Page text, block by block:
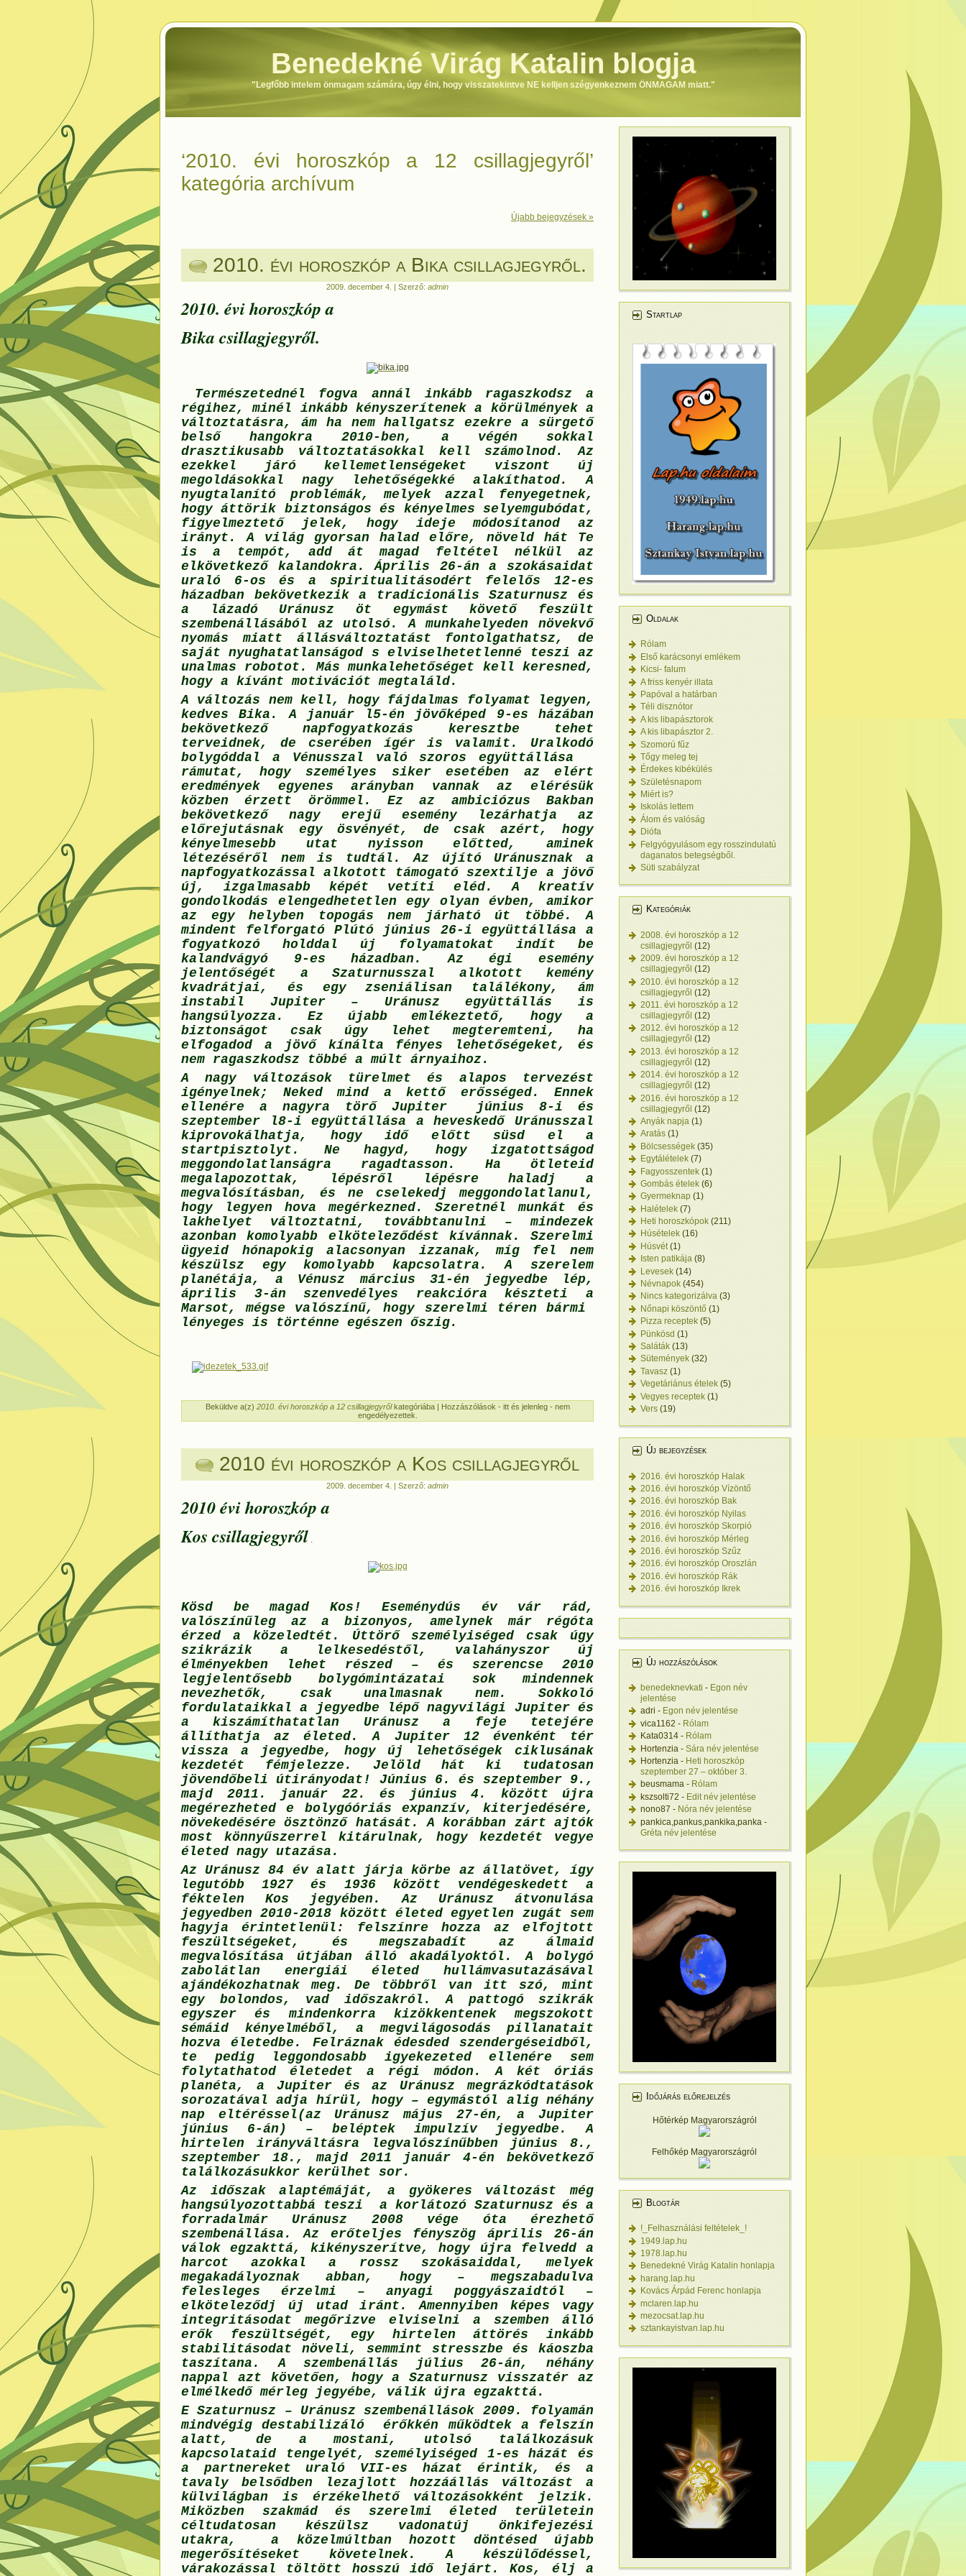
Benedekné Virág Katalin blogja
"Legfőbb intelem önmagam számára, úgy élni, hogy visszatekintve NE kelljen szégyenkeznem ÖNMAGAM miatt."
‘2010. évi horoszkóp a 12 csillagjegyről’
kategória archívum
Újabb bejegyzések »
2010. évi horoszkóp a Bika csillagjegyről.
2009. december 4. | Szerző: admin
2010. évi horoszkóp a
Bika csillagjegyről.
Természetednél fogva annál inkább ragaszkodsz a
régihez, minél inkább kényszerítenek a körülmények a
változtatásra, ám ha nem hallgatsz ezekre a sürgető
belső hangokra 2010-ben, a végén sokkal
drasztikusabb változtatásokkal kell számolnod. Az
ezekkel járó kellemetlenségeket viszont új
megoldásokkal nagy lehetőségekké alakíthatod. A
nyugtalanító problémák, melyek azzal fenyegetnek,
hogy áttörik biztonságos és kényelmes selyemgubódat,
figyelmeztető jelek, hogy ideje módosítanod az
irányt. A világ gyorsan halad előre, növeld hát Te
is a tempót, add át magad feltétel nélkül az
elkövetkező kalandokra. Április 26-án a szokásaidat
uraló 6-os és a spiritualitásodért felelős 12-es
házadban bekövetkezik a tradicionális Szaturnusz és
a lázadó Uránusz öt egymást követő feszült
szembenállásából az utolsó. A munkahelyeden növekvő
nyomás miatt állásváltoztatást fontolgathatsz, de
saját nyughatatlanságod s elviselhetetlenné teszi az
unalmas robotot. Más munkalehetőséget kell keresned,
hogy a kívánt motivációt megtaláld.
A változás nem kell, hogy fájdalmas folyamat legyen,
kedves Bika. A január l5-én jövőképed 9-es házában
bekövetkező napfogyatkozás keresztbe tehet
terveidnek, de cserében ígér is valamit. Uralkodó
bolygóddal a Vénusszal való szoros együttállása
rámutat, hogy személyes siker esetében az elért
eredmények egyenes arányban vannak az elérésük
közben érzett örömmel. Ez az ambiciózus Bakban
bekövetkező nagy erejű esemény lezárhatja az
előrejutásnak egy ösvényét, de csak azért, hogy
kényelmesebb utat nyisson előtted, aminek
létezéséről nem is tudtál. Az újító Uránusznak a
napfogyatkozással alkotott támogató szextilje a jövő
új, izgalmasabb képét vetíti eléd. A kreatív
gondolkodás elengedhetetlen egy olyan évben, amikor
az egy helyben topogás nem járható út többé. A
mindent felforgató Plútó június 26-i együttállása a
fogyatkozó holddal új folyamatokat indít be
kalandvágyó 9-es házadban. Az égi esemény
jelentőségét a Szaturnusszal alkotott kemény
kvadrátjai, és egy zseniálisan találékony, ám
instabil Jupiter – Uránusz együttállás is
hangsúlyozza. Ez újabb emlékeztető, hogy a
biztonságot csak úgy lehet megteremteni, ha
elfogadod a jövő kínálta fényes lehetőségeket, és
nem ragaszkodsz többé a múlt árnyaihoz.
A nagy változások türelmet és alapos tervezést
igényelnek; Neked mind a kettő erősséged. Ennek
ellenére a nagyra törő Jupiter június 8-i és
szeptember l8-i együttállása a heveskedő Uránusszal
kiprovokálhatja, hogy idő előtt süsd el a
startpisztolyt. Ne hagyd, hogy izgatottságod
meggondolatlanságra ragadtasson. Ha ötleteid
megalapozottak, lépésről lépésre haladj a
megvalósításban, és ne cselekedj meggondolatlanul,
hogy legyen hova megérkezned. Szeretnél munkát és
lakhelyet változtatni, továbbtanulni – mindezek
azonban komolyabb elköteleződést kívánnak. Szerelmi
ügyeid hónapokig alacsonyan izzanak, míg fel nem
készülsz egy komolyabb kapcsolatra. A szerelem
planétája, a Vénusz március 31-én jegyedbe lép,
április 3-án szenvedélyes reakcióra készteti a
Marsot, mégse valószínű, hogy szerelmi téren bármi
lényeges is történne egészen őszig.
Beküldve a(z) 2010. évi horoszkóp a 12 csillagjegyrőlkategóriába | Hozzászólások - itt és jelenleg - nem
engedélyezettek.
2010 évi horoszkóp a Kos csillagjegyről
2009. december 4. | Szerző: admin
2010 évi horoszkóp a
Kos csillagjegyről .
Kösd be magad Kos! Eseménydús év vár rád,
valószínűleg az a bizonyos, amelynek már régóta
érzed a közeledtét. Úttörő személyiséged csak úgy
szikrázik a lelkesedéstől, valahányszor új
élményekben lehet részed – és szerencse 2010
legjelentősebb bolygómintázatai sok mindennek
nevezhetők, csak unalmasnak nem. Sokkoló
fordulataikkal a jegyedbe lépő nagyvilági Jupiter és
a kiszámíthatatlan Uránusz a feje tetejére
állíthatja az életed. A Jupiter 12 évenként tér
vissza a jegyedbe, hogy új lehetőségek ciklusának
kezdetét fémjelezze. Jelöld hát ki tudatosan
jövendőbeli útirányodat! Június 6. és szeptember 9.,
majd 2011. január 22. és június 4. között újra
megérezheted e bolygóóriás expanzív, kiterjedésére,
növekedésére ösztönző hatását. A korábban zárt ajtók
most könnyűszerrel kitárulnak, hogy kezdetét vegye
életed nagy utazása.
Az Uránusz 84 év alatt járja körbe az állatövet, így
legutóbb 1927 és 1936 között vendégeskedett a
féktelen Kos jegyében. Az Uránusz átvonulása
jegyedben 2010-2018 között életed egyetlen zugát sem
hagyja érintetlenül: felszínre hozza az elfojtott
feszültségeket, és megszabadít az álmaid
megvalósítása útjában álló akadályoktól. A bolygó
zabolátlan energiái életed hullámvasutazásával
ajándékozhatnak meg. De többről van itt szó, mint
egy bolondos, vad időszakról. A pattogó szikrák
egyszer és mindenkorra kizökkentenek megszokott
sémáid kényelméből, a megvilágosodás pillanatait
hozva életedbe. Felráznak édesded szendergéseidből,
te pedig leggondosabb igyekezeted ellenére sem
folytathatod életedet a régi módon. A két óriás
planéta, a Jupiter és az Uránusz megrázkódtatások
sorozatával adja hírül, hogy – egymástól alig néhány
nap eltéréssel(az Uránusz május 27-én, a Jupiter
június 6-án) – beléptek impulzív jegyedbe. A
hirtelen irányváltásra legvalószínűbben június 8.,
szeptember 18., majd 2011 január 4-én bekövetkező
találkozásukkor kerülhet sor.
Az időszak alaptémáját, a gyökeres változást még
hangsúlyozottabbá teszi a korlátozó Szaturnusz és a
forradalmár Uránusz 2008 vége óta érezhető
szembenállása. Az erőteljes fényszög április 26-án
válok egzakttá, kikényszerítve, hogy újra felvedd a
harcot azokkal a rossz szokásaiddal, melyek
megakadályoznak abban, hogy – megszabadulva
felesleges érzelmi – anyagi poggyászaidtól –
elköteleződj új utad iránt. Amennyiben képes vagy
integritásodat megőrizve elviselni a szemben álló
erők feszültségét, egy hirtelen áttörés inkább
stabilitásodat növeli, semmint stresszbe és káoszba
taszítana. A szembenállás július 26-án, néhány
nappal azt követően, hogy a Szaturnusz visszatér az
elmélkedő mérleg jegyébe, válik újra egzakttá.
E Szaturnusz – Uránusz szembenállások 2009. folyamán
mindvégig destabilizáló érőkkén működtek a felszín
alatt, de a mostani, utolsó találkozásuk
kapcsolataid tengelyét, személyiséged 1-es házát és
a partnereket uraló VII-es házat érintik, és a
tavaly belsődben lezajlott hozzáállás változást a
külvilágban is érzékelhető változásokként jelzik.
Miközben szakmád és szerelmi életed területein
céltudatosan készülsz vadonatúj önkifejezési
utakra, a közelmúltban hozott döntésed újabb
megerősítéseket követelnek. A készülődéssel,
várakozással töltött hosszú idő lejárt. Kos, élj a
Startlap
Oldalak
Rólam
Első karácsonyi emlékem
Kicsi- falum
A friss kenyér illata
Papóval a határban
Téli disznótor
A kis libapásztorok
A kis libapásztor 2.
Szomorú fűz
Tőgy meleg tej
Érdekes kibékülés
Születésnapom
Miért is?
Iskolás lettem
Álom és valóság
Diófa
Felgyógyulásom egy rosszindulatú
daganatos betegségből.
Süti szabályzat
Kategóriák
2008. évi horoszkóp a 12
csillagjegyről (12)
2009. évi horoszkóp a 12
csillagjegyről (12)
2010. évi horoszkóp a 12
csillagjegyről (12)
2011. évi horoszkóp a 12
csillagjegyről (12)
2012. évi horoszkóp a 12
csillagjegyről (12)
2013. évi horoszkóp a 12
csillagjegyről (12)
2014. évi horoszkóp a 12
csillagjegyről (12)
2016. évi horoszkóp a 12
csillagjegyről (12)
Anyák napja (1)
Aratás (1)
Bölcsességek (35)
Egytálételek (7)
Fagyosszentek (1)
Gombás ételek (6)
Gyermeknap (1)
Halételek (7)
Heti horoszkópok (211)
Húsételek (16)
Húsvét(1)
Isten patikája (8)
Levesek (14)
Névnapok (454)
Nincs kategorizálva (3)
Nőnapi köszöntő (1)
Pizza receptek (5)
Pünkösd (1)
Saláták (13)
Sütemények (32)
Tavasz (1)
Vegetáriánus ételek (5)
Vegyes receptek (1)
Vers (19)
Új bejegyzések
2016. évi horoszkóp Halak
2016. évi horoszkóp Vízöntő
2016. évi horoszkóp Bak
2016. évi horoszkóp Nyilas
2016. évi horoszkóp Skorpió
2016. évi horoszkóp Mérleg
2016. évi horoszkóp Szűz
2016. évi horoszkóp Oroszlán
2016. évi horoszkóp Rák
2016. évi horoszkóp Ikrek
Új hozzászólások
benedeknevkati - Egon név
jelentése
adri - Egon név jelentése
vica1162 - Rólam
Kata0314 - Rólam
Hortenzia - Sára név jelentése
Hortenzia - Heti horoszkóp
szeptember 27 – október 3.
beusmama - Rólam
kszsolti72 - Edit név jelentése
nono87 - Nóra név jelentése
pankica,pankus,pankika,panka -
Gréta név jelentése
Időjárás előrejelzés
Hőtérkép Magyarországról
Felhőkép Magyarországról
Blogtár
!_Felhasználási feltételek_!
1949.lap.hu
1978.lap.hu
Benedekné Virág Katalin honlapja
harang.lap.hu
Kovács Árpád Ferenc honlapja
mclaren.lap.hu
mezocsat.lap.hu
sztankayistvan.lap.hu